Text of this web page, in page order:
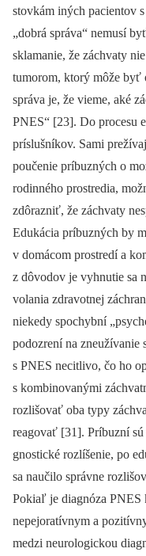
stovkám iných pa­cientov
„dobrá správa“ nemusí
sklamanie, že záchvaty
tumorom, ktorý môže byť
správa je, že vieme, aké
PNES“ [23]. Do procesu
príslušníkov. Sami
poučenie príbuzných o
rodin­ného prostredia,
zdôrazniť, že záchvaty
Edukácia príbuzných by
v domácom prostredí a
z dôvodov je vyhnutie sa
volania zdravotnej
niekedy spochybní
podozrení na zneužívanie
s PNES necitlivo, čo ho
s kombinovanými
rozlišovať oba typy
reagovať [31]. Príbuzní
gnostické rozlíšenie, po
sa naučilo správne
Pokiaľ je dia­gnóza PNES
nepejoratívnym a
medzi neurologickou